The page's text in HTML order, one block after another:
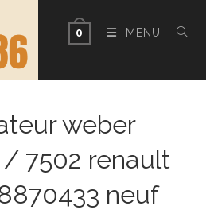
0 MENU
weber
/ 7502 renault
neuf